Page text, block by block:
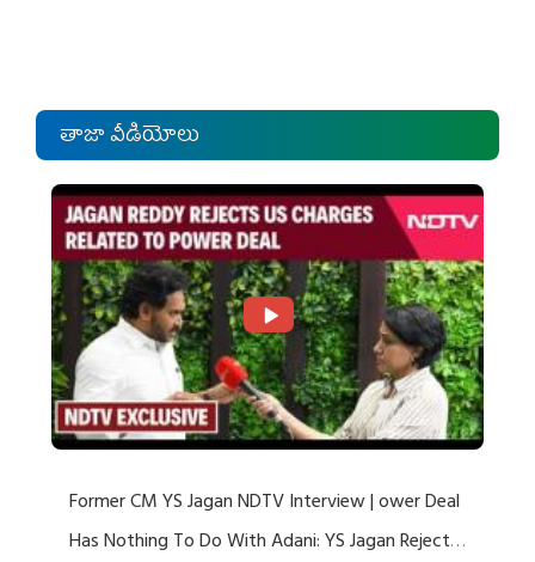
తాజా వీడియోలు
Former CM YS Jagan NDTV Interview | ower Deal
Has Nothing To Do With Adani: YS Jagan Rejects